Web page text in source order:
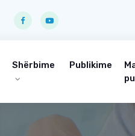
Shërbime Publikime